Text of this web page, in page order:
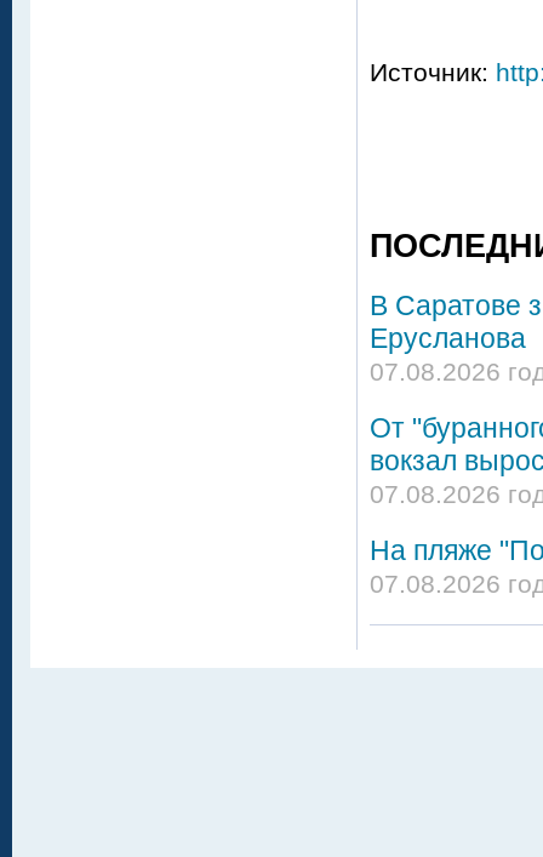
Источник:
В Саратове
Ерусланова
07.08.2026
От
вокзал
07.08.2026
На пляже
07.08.2026